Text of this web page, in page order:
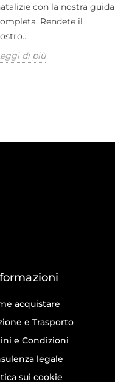
con la nostra guida
Rendete il
di più
acquistare
e Trasporto
e Condizioni
legale
sui cookie